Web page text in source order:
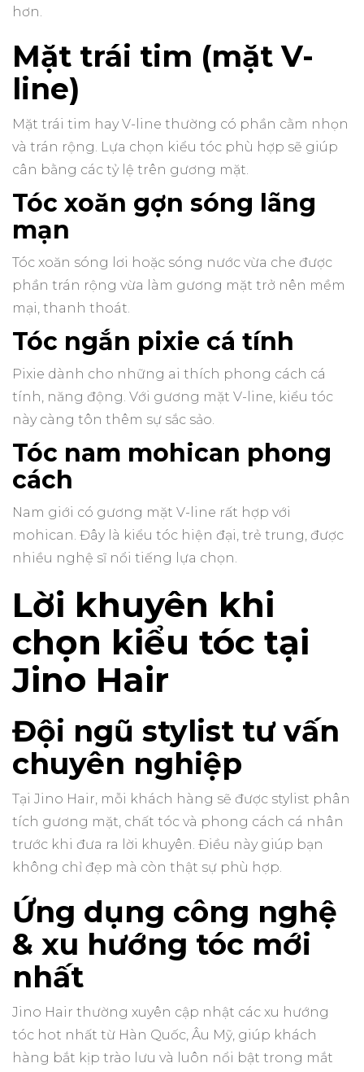
hơn.
Mặt trái tim (mặt V-
line)
Mặt trái tim hay V-line thường có phần cằm nhọn
và trán rộng. Lựa chọn kiểu tóc phù hợp sẽ giúp
cân bằng các tỷ lệ trên gương mặt.
Tóc xoăn gợn sóng lãng
mạn
Tóc xoăn sóng lơi hoặc sóng nước vừa che được
phần trán rộng vừa làm gương mặt trở nên mềm
mại, thanh thoát.
Tóc ngắn pixie cá tính
Pixie dành cho những ai thích phong cách cá
tính, năng động. Với gương mặt V-line, kiểu tóc
này càng tôn thêm sự sắc sảo.
Tóc nam mohican phong
cách
Nam giới có gương mặt V-line rất hợp với
mohican. Đây là kiểu tóc hiện đại, trẻ trung, được
nhiều nghệ sĩ nổi tiếng lựa chọn.
Lời khuyên khi
chọn kiểu tóc tại
Jino Hair
Đội ngũ stylist tư vấn
chuyên nghiệp
Tại Jino Hair, mỗi khách hàng sẽ được stylist phân
tích gương mặt, chất tóc và phong cách cá nhân
trước khi đưa ra lời khuyên. Điều này giúp bạn
không chỉ đẹp mà còn thật sự phù hợp.
Ứng dụng công nghệ
& xu hướng tóc mới
nhất
Jino Hair thường xuyên cập nhật các xu hướng
tóc hot nhất từ Hàn Quốc, Âu Mỹ, giúp khách
hàng bắt kịp trào lưu và luôn nổi bật trong mắt